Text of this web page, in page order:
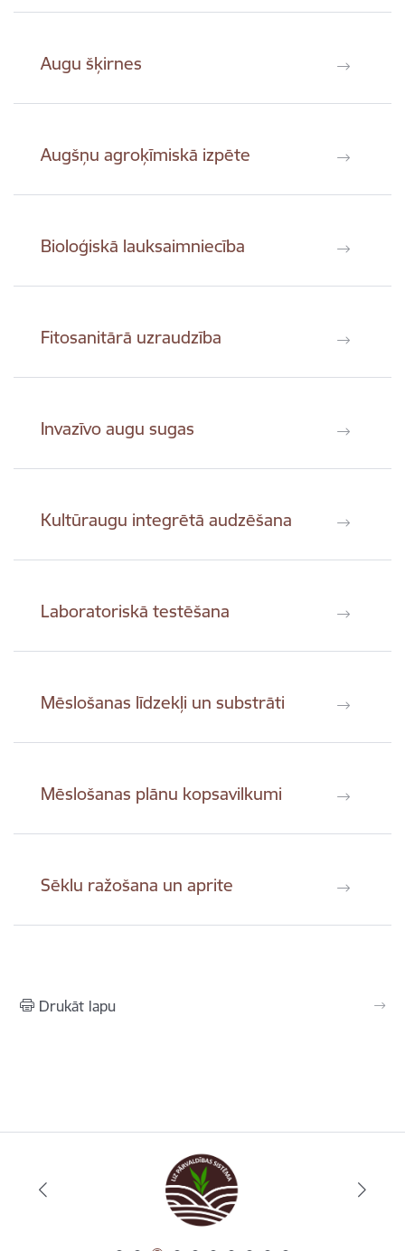
Augu šķirnes
Augšņu agroķīmiskā izpēte
Bioloģiskā lauksaimniecība
Fitosanitārā uzraudzība
Invazīvo augu sugas
Kultūraugu integrētā audzēšana
Laboratoriskā testēšana
Mēslošanas līdzekļi un substrāti
Mēslošanas plānu kopsavilkumi
Sēklu ražošana un aprite
Drukāt lapu